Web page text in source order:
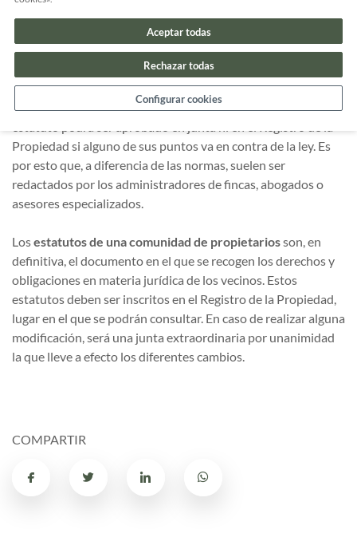
estatutos de propietarios, se requiere la
unanimidad en junta extraordinaria.
Además, los estatutos de la comunidad deben atenerse a la
legislación vigente y no contravenir ninguna ley. Ningún
Propiedad si alguno de sus puntos va en contra de la ley. Es
por esto que, a diferencia de las normas, suelen ser
redactados por los administradores de fincas, abogados o
asesores especializados.
Losestatutos de una comunidad de propietariosson, en
definitiva, el documento en el que se recogen los derechos y
obligaciones en materia jurídica de los vecinos. Estos
estatutos deben ser inscritos en el Registro de la Propiedad,
lugar en el que se podrán consultar. En caso de realizar alguna
modificación, será una junta extraordinaria por unanimidad
la que lleve a efecto los diferentes cambios.
COMPARTIR
Aceptar todas
Rechazar todas
Configurar cookies